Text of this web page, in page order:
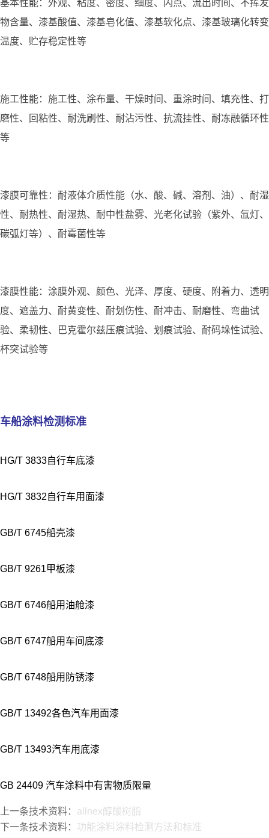
基本性能：外观、粘度、密度、细度、闪点、流出时间、不挥发
物含量、漆基酸值、漆基皂化值、漆基软化点、漆基玻璃化转变
温度、贮存稳定性等
施工性能：施工性、涂布量、干燥时间、重涂时间、填充性、打
磨性、回粘性、耐洗刷性、耐沾污性、抗流挂性、耐冻融循环性
等
漆膜可靠性：耐液体介质性能（水、酸、碱、溶剂、油）、耐湿
性、耐热性、耐湿热、耐中性盐雾、光老化试验（紫外、氙灯、
碳弧灯等）、耐霉菌性等
漆膜性能：涂膜外观、颜色、光泽、厚度、硬度、附着力、透明
度、遮盖力、耐黄变性、耐划伤性、耐冲击、耐磨性、弯曲试
验、柔韧性、巴克霍尔兹压痕试验、划痕试验、耐码垛性试验、
杯突试验等
车船涂料检测标准
HG/T 3833自行车底漆
HG/T 3832自行车用面漆
GB/T 6745船壳漆
GB/T 9261甲板漆
GB/T 6746船用油舱漆
GB/T 6747船用车间底漆
GB/T 6748船用防锈漆
GB/T 13492各色汽车用面漆
GB/T 13493汽车用底漆
GB 24409 汽车涂料中有害物质限量
上一条技术资料： allnex醇酸树脂
下一条技术资料： 功能涂料涂料检测方法和标准